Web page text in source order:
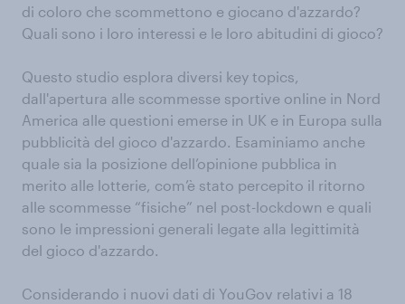
di coloro che scommettono e giocano d'azzardo?
Quali sono i loro interessi e le loro abitudini di gioco?
Questo studio esplora diversi key topics,
dall'apertura alle scommesse sportive online in Nord
America alle questioni emerse in UK e in Europa sulla
pubblicità del gioco d'azzardo. Esaminiamo anche
quale sia la posizione dell’opinione pubblica in
merito alle lotterie, com’è stato percepito il ritorno
alle scommesse “fisiche” nel post-lockdown e quali
sono le impressioni generali legate alla legittimità
del gioco d'azzardo.
Considerando i nuovi dati di YouGov relativi a 18